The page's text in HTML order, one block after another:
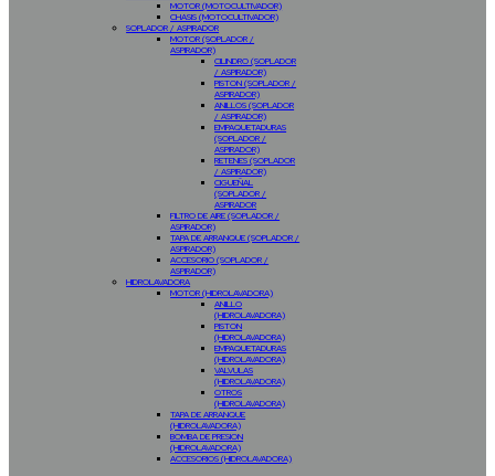
MOTOR (MOTOCULTIVADOR)
CHASIS (MOTOCULTIVADOR)
SOPLADOR / ASPIRADOR
MOTOR (SOPLADOR /
ASPIRADOR)
CILINDRO (SOPLADOR
/ ASPIRADOR)
PISTON (SOPLADOR /
ASPIRADOR)
ANILLOS (SOPLADOR
/ ASPIRADOR)
EMPAQUETADURAS
(SOPLADOR /
ASPIRADOR)
RETENES (SOPLADOR
/ ASPIRADOR)
CIGUEÑAL
(SOPLADOR /
ASPIRADOR
FILTRO DE AIRE (SOPLADOR /
ASPIRADOR)
TAPA DE ARRANQUE (SOPLADOR /
ASPIRADOR)
ACCESORIO (SOPLADOR /
ASPIRADOR)
HIDROLAVADORA
MOTOR (HIDROLAVADORA)
ANILLO
(HIDROLAVADORA)
PISTON
(HIDROLAVADORA)
EMPAQUETADURAS
(HIDROLAVADORA)
VALVULAS
(HIDROLAVADORA)
OTROS
(HIDROLAVADORA)
TAPA DE ARRANQUE
(HIDROLAVADORA)
BOMBA DE PRESION
(HIDROLAVADORA)
ACCESORIOS (HIDROLAVADORA)